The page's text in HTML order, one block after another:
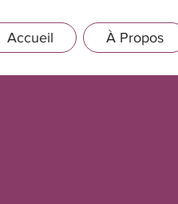
Accueil À Propos